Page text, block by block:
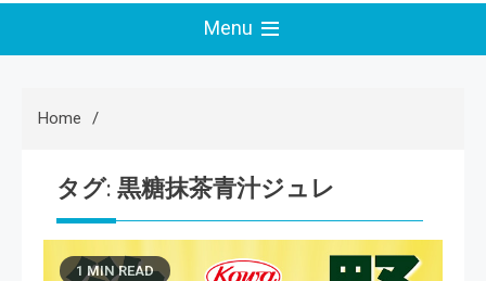
Menu
Home
タグ: 黒糖抹茶青汁ジュレ
1 MIN READ